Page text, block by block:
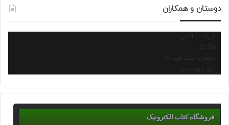
دوستان و همکاران
شرکت دانش آرا
انجمن استارتاپ ها
نانو پروسسور
فروشگاه کتاب الکترونیک